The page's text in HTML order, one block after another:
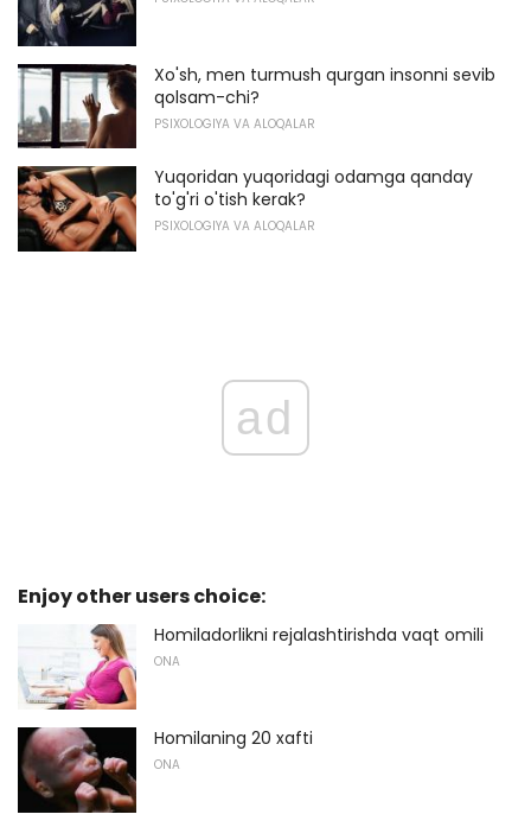
Xo'sh, men turmush qurgan insonni sevib
qolsam-chi?
PSIXOLOGIYA VA ALOQALAR
Yuqoridan yuqoridagi odamga qanday
to'g'ri o'tish kerak?
PSIXOLOGIYA VA ALOQALAR
ad
Enjoy other users choice:
Homiladorlikni rejalashtirishda vaqt omili
ONA
Homilaning 20 xafti
ONA